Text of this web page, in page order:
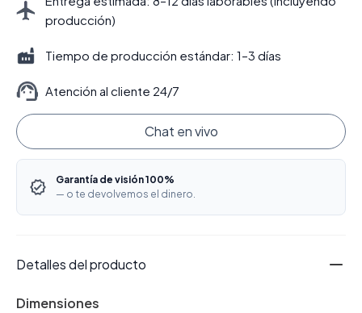
producción)
Tiempo de producción estándar: 1–3 días
Atención al cliente 24/7
Chat en vivo
Garantía de visión 100%
— o te devolvemos el dinero.
Detalles del producto
Dimensiones